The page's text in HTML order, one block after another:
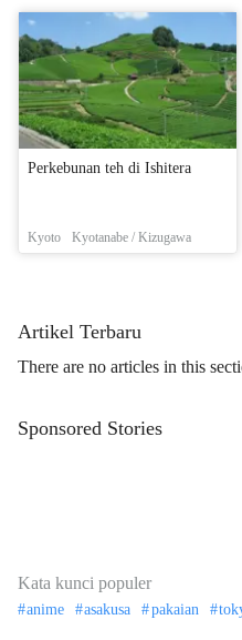
Perkebunan teh di Ishitera
Kyoto Kyotanabe / Kizugawa
Artikel Terbaru
There are no articles in this
Sponsored Stories
Kata kunci populer
anime asakusa pakaian